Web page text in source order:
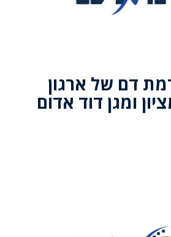
דם של ארגון
ומגן דוד אדום